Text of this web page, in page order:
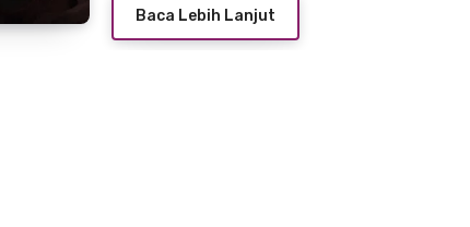
Baca Lebih Lanjut